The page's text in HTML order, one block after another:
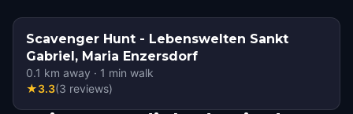
Scavenger Hunt - Lebenswelten Sankt
Gabriel, Maria Enzersdorf
0.1 km away · 1 min walk
★3.3(3 reviews)